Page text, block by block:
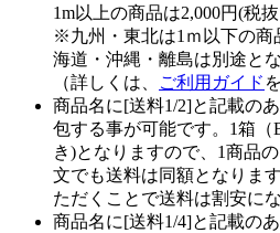
1m以上の商品は2,000円(税
※九州・東北は1ｍ以下の商
海道・沖縄・離島は別途とな
（詳しくは、
ご利用ガイド
商品名に[送料1/2]と記載の
包する事が可能です。1箱（
き)となりますので、1商品
文でも送料は同額となりま
ただくことで送料は割安にな
商品名に[送料1/4]と記載の